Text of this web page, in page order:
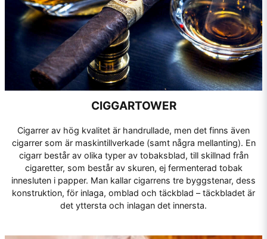
CIGGARTOWER
Cigarrer av hög kvalitet är handrullade, men det finns även
cigarrer som är maskintillverkade (samt några mellanting). En
cigarr består av olika typer av tobaksblad, till skillnad från
cigaretter, som består av skuren, ej fermenterad tobak
innesluten i papper. Man kallar cigarrens tre byggstenar, dess
konstruktion, för inlaga, omblad och täckblad – täckbladet är
det yttersta och inlagan det innersta.